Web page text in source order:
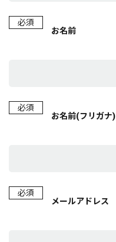
必須
お名前
必須
お名前(フリガナ)
必須
メールアドレス